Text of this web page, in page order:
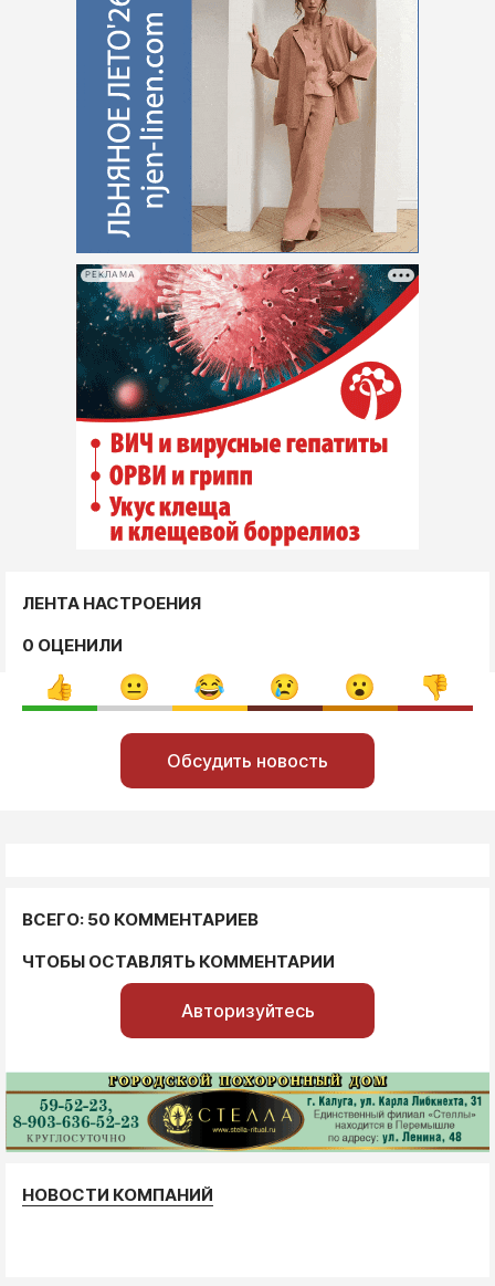
РЕКЛАМА
ЛЕНТА НАСТРОЕНИЯ
0 ОЦЕНИЛИ
Обсудить новость
ВСЕГО: 50 КОММЕНТАРИЕВ
ЧТОБЫ ОСТАВЛЯТЬ КОММЕНТАРИИ
Авторизуйтесь
НОВОСТИ КОМПАНИЙ